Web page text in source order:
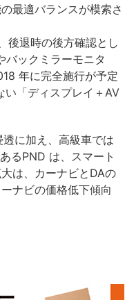
最適バランスが模索さ
後退時の後方確認とし
バックミラーモニタ
年に完全施行が予定
い「ディスプレイ＋AV
に加え、高級車では
るPND は、スマート
は、カーナビとDAの
ナビの価格低下傾向